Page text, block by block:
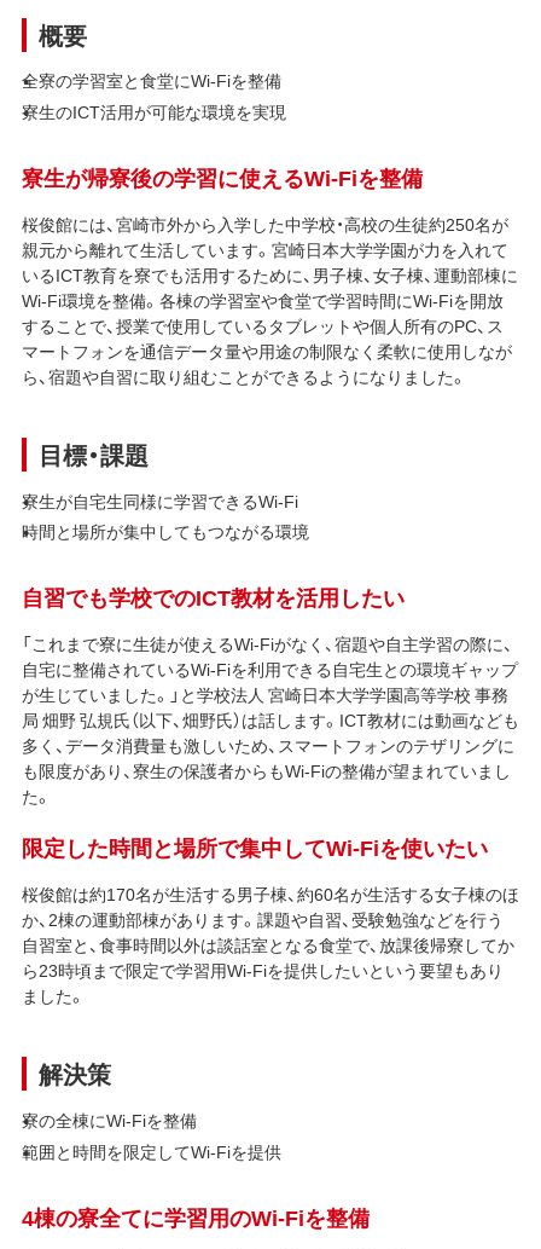
概要
全寮の学習室と食堂にWi-Fiを整備
寮生のICT活用が可能な環境を実現
寮生が帰寮後の学習に使えるWi-Fiを整備
桜俊館には、宮崎市外から入学した中学校・高校の生徒約250名が
親元から離れて生活しています。宮崎日本大学学園が力を入れて
いるICT教育を寮でも活用するために、男子棟、女子棟、運動部棟に
Wi-Fi環境を整備。各棟の学習室や食堂で学習時間にWi-Fiを開放
することで、授業で使用しているタブレットや個人所有のPC、ス
マートフォンを通信データ量や用途の制限なく柔軟に使用しなが
ら、宿題や自習に取り組むことができるようになりました。
目標・課題
寮生が自宅生同様に学習できるWi-Fi
時間と場所が集中してもつながる環境
自習でも学校でのICT教材を活用したい
「これまで寮に生徒が使えるWi-Fiがなく、宿題や自主学習の際に、
自宅に整備されているWi-Fiを利用できる自宅生との環境ギャップ
が生じていました。」と学校法人 宮崎日本大学学園高等学校 事務
局 畑野 弘規氏（以下、畑野氏）は話します。ICT教材には動画なども
多く、データ消費量も激しいため、スマートフォンのテザリングに
も限度があり、寮生の保護者からもWi-Fiの整備が望まれていまし
た。
限定した時間と場所で集中してWi-Fiを使いたい
桜俊館は約170名が生活する男子棟、約60名が生活する女子棟のほ
か、2棟の運動部棟があります。課題や自習、受験勉強などを行う
自習室と、食事時間以外は談話室となる食堂で、放課後帰寮してか
ら23時頃まで限定で学習用Wi-Fiを提供したいという要望もあり
ました。
解決策
寮の全棟にWi-Fiを整備
範囲と時間を限定してWi-Fiを提供
4棟の寮全てに学習用のWi-Fiを整備